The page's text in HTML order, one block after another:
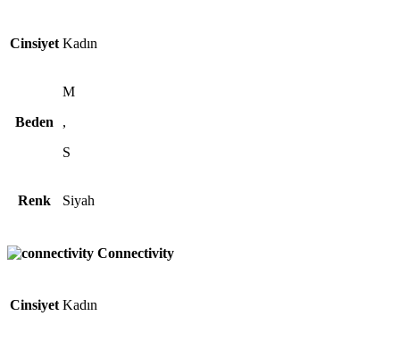
Cinsiyet Kadın
Beden
M
,
S
Renk Siyah
Connectivity
Cinsiyet Kadın